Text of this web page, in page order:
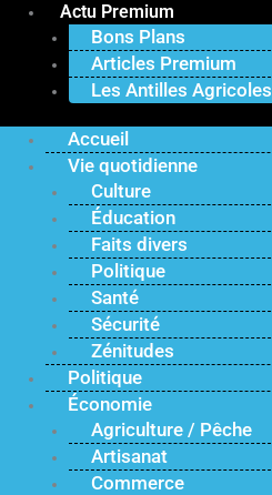
Actu Premium
Bons Plans
Articles Premium
Les Antilles Agricoles
Accueil
Vie quotidienne
Culture
Éducation
Faits divers
Politique
Santé
Sécurité
Zénitudes
Politique
Économie
Agriculture / Pêche
Artisanat
Commerce